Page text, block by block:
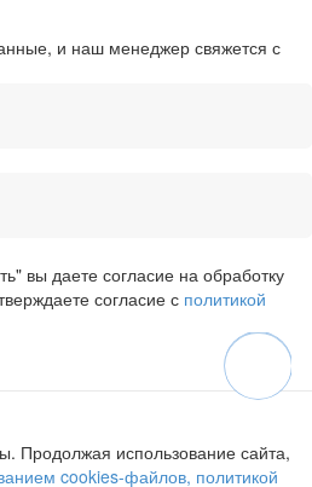
и наш менеджер свяжется с
вы даете согласие на обработку
согласие с политикой
Продолжая использование сайта,
cookies-файлов, политикой